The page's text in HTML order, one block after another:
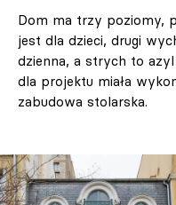
Dom ma trzy poziomy,
jest dla dzieci, drugi
dzienna, a strych to
dla projektu miała
zabudowa stolarska.